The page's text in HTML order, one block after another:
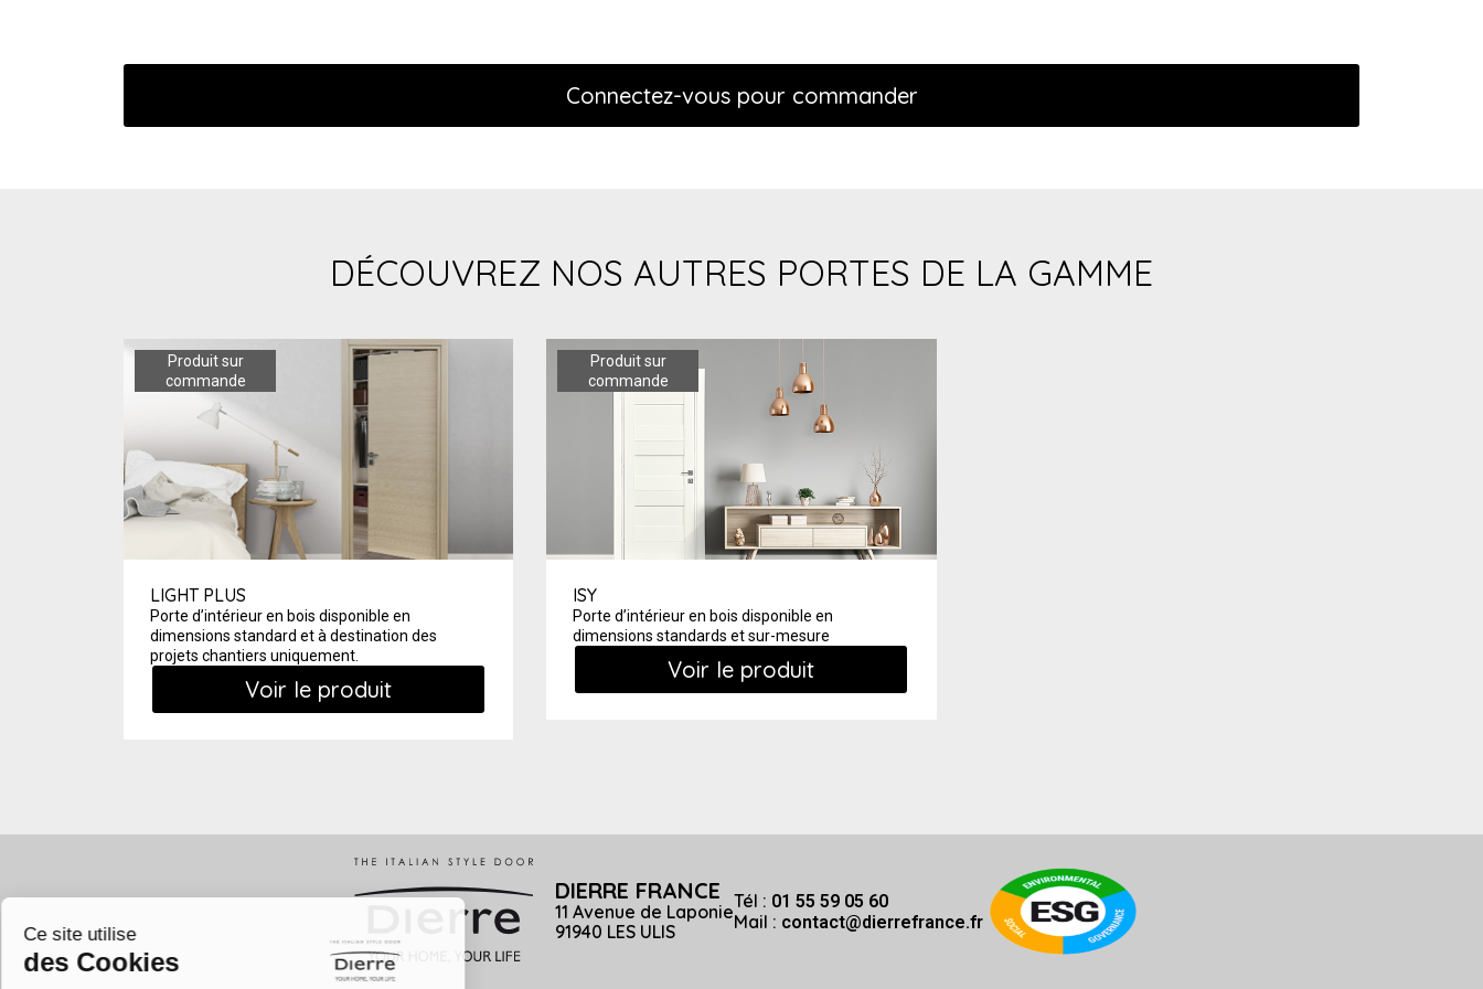
Connectez-vous pour commander
DÉCOUVREZ NOS AUTRES PORTES DE LA GAMME
LIGHT PLUS
Porte d’intérieur en bois disponible en
dimensions standard et à destination des
projets chantiers uniquement.
Voir le produit
ISY
Porte d’intérieur en bois disponible en
dimensions standards et sur-mesure
Voir le produit
DIERRE FRANCE
11 Avenue de Laponie
91940 LES ULIS
Tél : 01 55 59 05 60
Mail : contact@dierrefrance.fr